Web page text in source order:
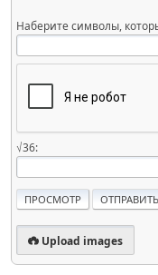
Наберите символы,
√36:
Upload images